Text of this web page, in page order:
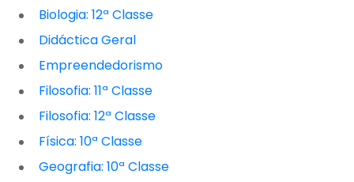
Biologia: 12ª Classe
Didáctica Geral
Empreendedorismo
Filosofia: 11ª Classe
Filosofia: 12ª Classe
Física: 10ª Classe
Geografia: 10ª Classe